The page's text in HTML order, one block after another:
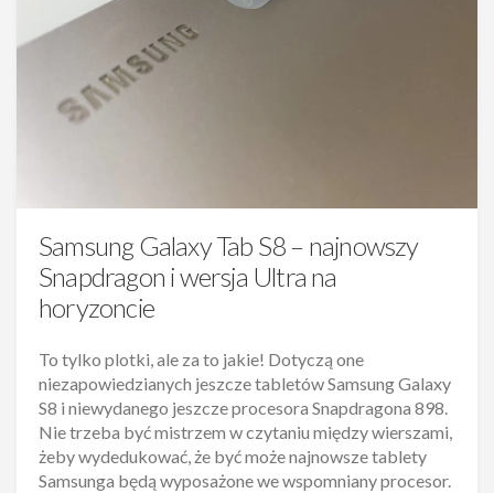
Samsung Galaxy Tab S8 – najnowszy
Snapdragon i wersja Ultra na
horyzoncie
To tylko plotki, ale za to jakie! Dotyczą one
niezapowiedzianych jeszcze tabletów Samsung Galaxy
S8 i niewydanego jeszcze procesora Snapdragona 898.
Nie trzeba być mistrzem w czytaniu między wierszami,
żeby wydedukować, że być może najnowsze tablety
Samsunga będą wyposażone we wspomniany procesor.